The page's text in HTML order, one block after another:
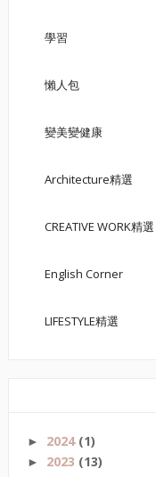
學習
懶人包
變美變健康
Architecture精選
CREATIVE WORK精選
English Corner
LIFESTYLE精選
► 2024 (1)
► 2023 (13)